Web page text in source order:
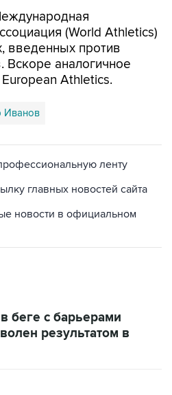
(World Athletics)
введенных против
Вскоре аналогичное
Athletics.
Иванов
ленту
главных новостей сайта
новости в официальном
беге с барьерами
результатом в